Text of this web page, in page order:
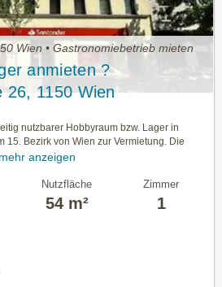
Wien • Gastronomiebetrieb mieten
anmieten ?
26, 1150 Wien
nutzbarer Hobbyraum bzw. Lager in
15. Bezirk von Wien zur Vermietung. Die
mehr anzeigen
Nutzfläche
54 m²
Zimmer
1